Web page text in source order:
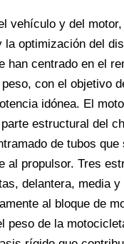
vehículo y del
la optimización del
han centrado en el
con el objetivo
idónea. El
estructural del
de tubos que
al propulsor. Tres
delantera, media
al bloque de
peso de la